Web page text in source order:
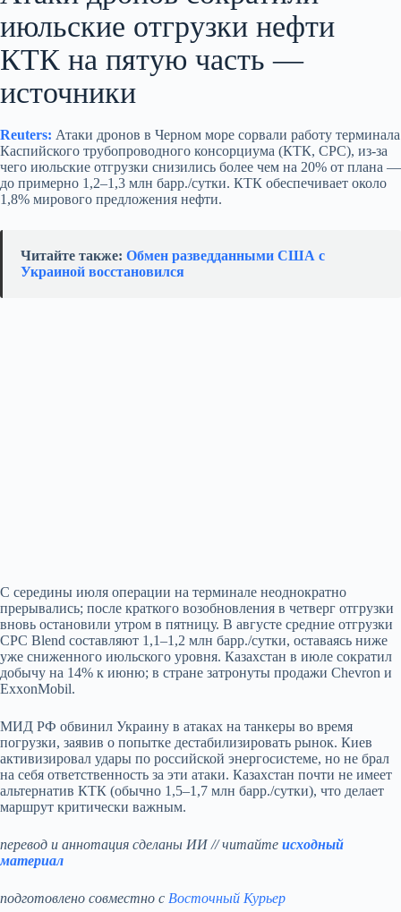
июльские отгрузки нефти
КТК на пятую часть —
источники
Reuters: Атаки дронов в Черном море сорвали работу терминала
Каспийского трубопроводного консорциума (КТК, CPC), из‑за
чего июльские отгрузки снизились более чем на 20% от плана —
до примерно 1,2–1,3 млн барр./сутки. КТК обеспечивает около
1,8% мирового предложения нефти.
Читайте также: Обмен разведданными США с
Украиной восстановился
С середины июля операции на терминале неоднократно
прерывались; после краткого возобновления в четверг отгрузки
вновь остановили утром в пятницу. В августе средние отгрузки
CPC Blend составляют 1,1–1,2 млн барр./сутки, оставаясь ниже
уже сниженного июльского уровня. Казахстан в июле сократил
добычу на 14% к июню; в стране затронуты продажи Chevron и
ExxonMobil.
МИД РФ обвинил Украину в атаках на танкеры во время
погрузки, заявив о попытке дестабилизировать рынок. Киев
активизировал удары по российской энергосистеме, но не брал
на себя ответственность за эти атаки. Казахстан почти не имеет
альтернатив КТК (обычно 1,5–1,7 млн барр./сутки), что делает
маршрут критически важным.
перевод и аннотация сделаны ИИ // читайте исходный
материал
подготовлено совместно с Восточный Курьер